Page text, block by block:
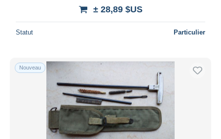
± 28,89 $US
Statut Particulier
Nouveau